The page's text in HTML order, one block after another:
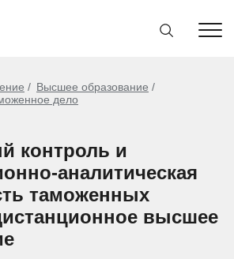
Высшее образование
дело
контроль и
аналитическая
таможенных
высшее